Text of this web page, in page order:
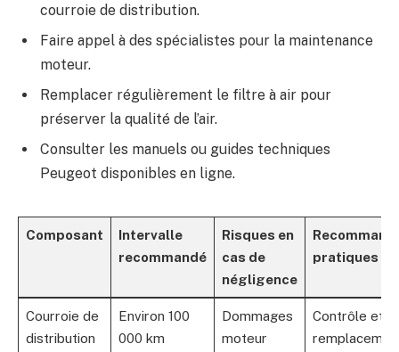
courroie de distribution.
Faire appel à des spécialistes pour la maintenance
moteur.
Remplacer régulièrement le filtre à air pour
préserver la qualité de l’air.
Consulter les manuels ou guides techniques
Peugeot disponibles en ligne.
Composant
Intervalle
recommandé
Risques en
cas de
négligence
pratiques
Courroie de
distribution
Environ 100
000 km
Dommages
moteur
Contrôle et